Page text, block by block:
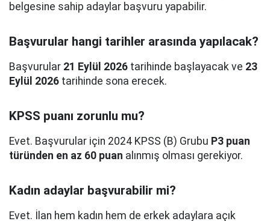
belgesine sahip adaylar başvuru yapabilir.
Başvurular hangi tarihler arasında yapılacak?
Başvurular 21 Eylül 2026 tarihinde başlayacak ve 23
Eylül 2026 tarihinde sona erecek.
KPSS puanı zorunlu mu?
Evet. Başvurular için 2024 KPSS (B) Grubu P3 puan
türünden en az 60 puan alınmış olması gerekiyor.
Kadın adaylar başvurabilir mi?
Evet. İlan hem kadın hem de erkek adaylara açık